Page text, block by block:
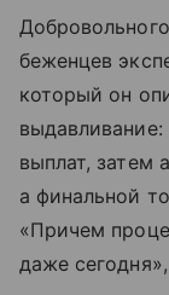
беженцев
который он
выплат, затем
а финальной
«Причем
даже